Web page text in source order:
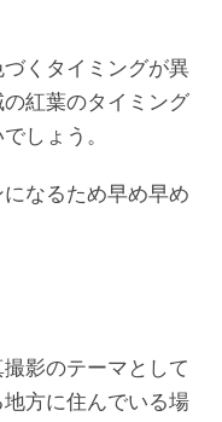
くタイミングが異
紅葉のタイミング
しょう。
なるため早め早め
影のテーマとして
方に住んでいる場